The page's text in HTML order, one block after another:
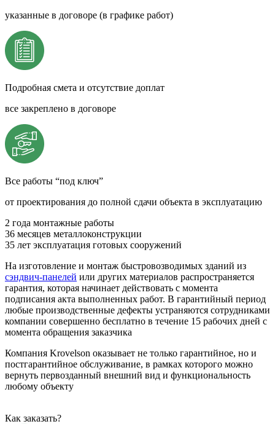
указанные в договоре (в графике работ)
Подробная смета и отсутствие доплат
все закреплено в договоре
Все работы “под ключ”
от проектирования до полной сдачи объекта в эксплуатацию
2 года монтажные работы
36 месяцев металлоконструкции
35 лет эксплуатация готовых сооружений
На изготовление и монтаж быстровозводимых зданий из
сэндвич-панелей или других материалов распространяется
гарантия, которая начинает действовать с момента
подписания акта выполненных работ. В гарантийный период
любые производственные дефекты устраняются сотрудниками
компании совершенно бесплатно в течение 15 рабочих дней с
момента обращения заказчика
Компания Krovelson оказывает не только гарантийное, но и
постгарантийное обслуживание, в рамках которого можно
вернуть первозданный внешний вид и функциональность
любому объекту
Как заказать?